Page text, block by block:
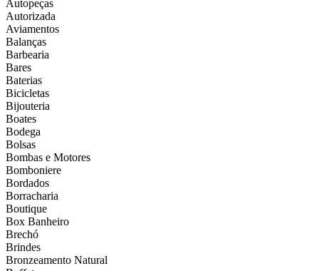
Autopeças
Autorizada
Aviamentos
Balanças
Barbearia
Bares
Baterias
Bicicletas
Bijouteria
Boates
Bodega
Bolsas
Bombas e Motores
Bomboniere
Bordados
Borracharia
Boutique
Box Banheiro
Brechó
Brindes
Bronzeamento Natural